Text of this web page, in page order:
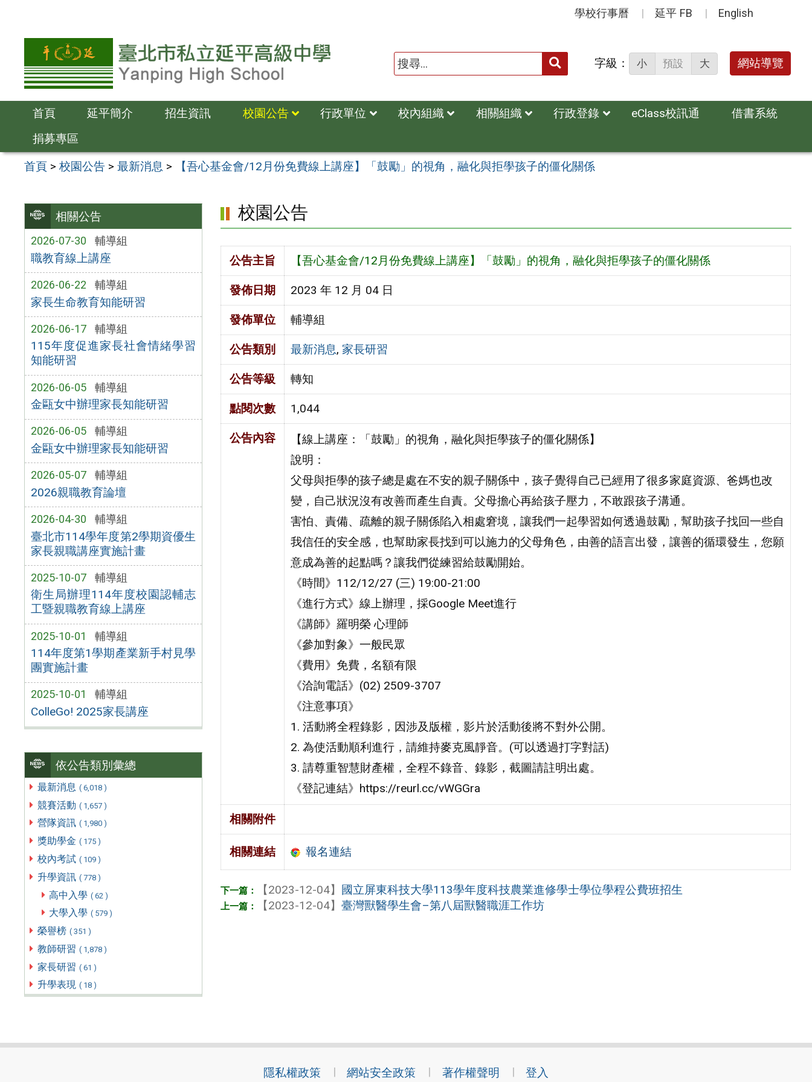
容
學校行事曆 延平 FB English
送出 字級： 小 預設 大 網站導覽
首頁 延平簡介 招生資訊 校園公告 行政單位 校內組織 相關組織 行政登錄 eClass校訊通
借書系統
捐募專區
首頁 >校園公告 >最新消息 > 【吾心基金會/12月份免費線上講座】「鼓勵」的視角，融化與拒學孩子的僵化關係
相關公告
2026-07-30 輔導組
職教育線上講座
2026-06-22 輔導組
家長生命教育知能研習
2026-06-17 輔導組
115年度促進家長社會情緒學習
知能研習
2026-06-05 輔導組
金甌女中辦理家長知能研習
2026-06-05 輔導組
金甌女中辦理家長知能研習
2026-05-07 輔導組
2026親職教育論壇
2026-04-30 輔導組
臺北市114學年度第2學期資優生
家長親職講座實施計畫
2025-10-07 輔導組
衛生局辦理114年度校園認輔志
工暨親職教育線上講座
2025-10-01 輔導組
114年度第1學期產業新手村見學
團實施計畫
2025-10-01 輔導組
ColleGo! 2025家長講座
依公告類別彙總
最新消息 ( 6,018 )
競賽活動 ( 1,657 )
營隊資訊 ( 1,980 )
獎助學金 ( 175 )
校內考試 ( 109 )
升學資訊 ( 778 )
高中入學 ( 62 )
大學入學 ( 579 )
榮譽榜 ( 351 )
教師研習 ( 1,878 )
家長研習 ( 61 )
升學表現 ( 18 )
校園公告
公告主旨 【吾心基金會/12月份免費線上講座】「鼓勵」的視角，融化與拒學孩子的僵化關係
發佈日期 2023 年 12 月 04 日
發佈單位 輔導組
公告類別 最新消息, 家長研習
公告等級 轉知
點閱次數 1,044
公告內容
【線上講座：「鼓勵」的視角，融化與拒學孩子的僵化關係】
說明：
父母與拒學的孩子總是處在不安的親子關係中，孩子覺得自己已經用了很多家庭資源、爸媽也改
變，自己狀況沒有改善而產生自責。父母擔心再給孩子壓力，不敢跟孩子溝通。
害怕、責備、疏離的親子關係陷入相處窘境，讓我們一起學習如何透過鼓勵，幫助孩子找回一些自
我信任的安全感，也幫助家長找到可以施力的父母角色，由善的語言出發，讓善的循環發生，您願
意成為善的起點嗎？讓我們從練習給鼓勵開始。
《時間》112/12/27 (三) 19:00-21:00
《進行方式》線上辦理，採Google Meet進行
《講師》羅明榮 心理師
《參加對象》一般民眾
《費用》免費，名額有限
《洽詢電話》(02) 2509-3707
《注意事項》
1. 活動將全程錄影，因涉及版權，影片於活動後將不對外公開。
2. 為使活動順利進行，請維持麥克風靜音。(可以透過打字對話)
3. 請尊重智慧財產權，全程不錄音、錄影，截圖請註明出處。
《登記連結》https://reurl.cc/vWGGra
相關附件
相關連結 報名連結
【2023-12-04】 國立屏東科技大學113學年度科技農業進修學士學位學程公費班招生
【2023-12-04】臺灣獸醫學生會–第八屆獸醫職涯工作坊
隱私權政策 網站安全政策 著作權聲明 登入